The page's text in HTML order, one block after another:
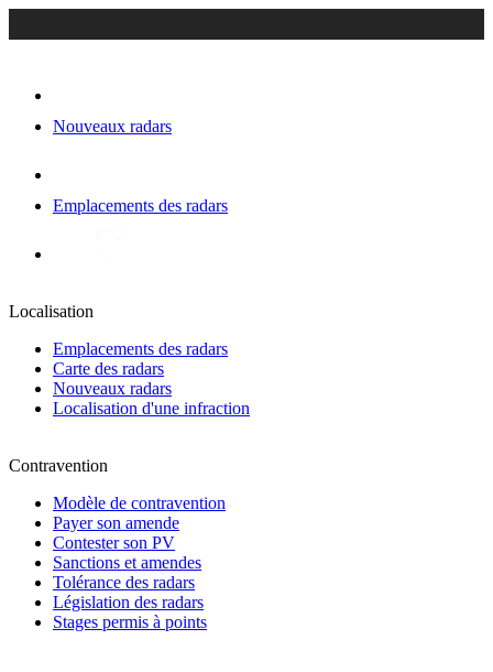
Nouveaux radars
Emplacements des radars
Localisation
Emplacements des radars
Carte des radars
Nouveaux radars
Localisation d'une infraction
Contravention
Modèle de contravention
Payer son amende
Contester son PV
Sanctions et amendes
Tolérance des radars
Législation des radars
Stages permis à points